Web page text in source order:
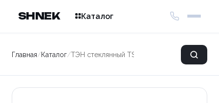
SHNEK Каталог
Главная/Каталог/ТЭН стеклянный TSH 219*200